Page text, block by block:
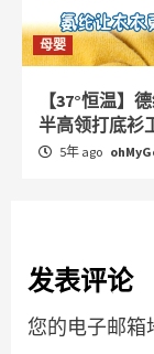
母婴
【37°恒温】
半高领打底衫
5年 ago
发表评论
您的电子邮箱